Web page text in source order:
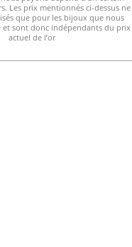
Les prix mentionnés ci-dessus ne
que pour les bijoux que nous
et sont donc indépendants du prix
actuel de l’or